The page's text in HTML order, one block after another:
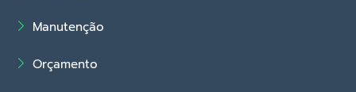
Manutenção
Orçamento